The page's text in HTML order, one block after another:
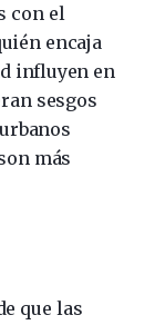
con el
encaja
influyen en
sesgos
más
que las